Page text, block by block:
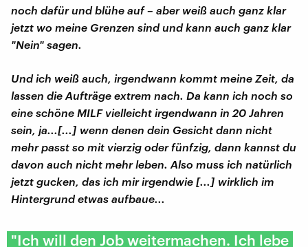
noch dafür und blühe auf – aber weiß auch ganz klar
jetzt wo meine Grenzen sind und kann auch ganz klar
"Nein" sagen.
Und ich weiß auch, irgendwann kommt meine Zeit, da
lassen die Aufträge extrem nach. Da kann ich noch so
eine schöne MILF vielleicht irgendwann in 20 Jahren
sein, ja...[...] wenn denen dein Gesicht dann nicht
mehr passt so mit vierzig oder fünfzig, dann kannst du
davon auch nicht mehr leben. Also muss ich natürlich
jetzt gucken, das ich mir irgendwie [...] wirklich im
Hintergrund etwas aufbaue...
"Ich will den Job weitermachen. Ich lebe